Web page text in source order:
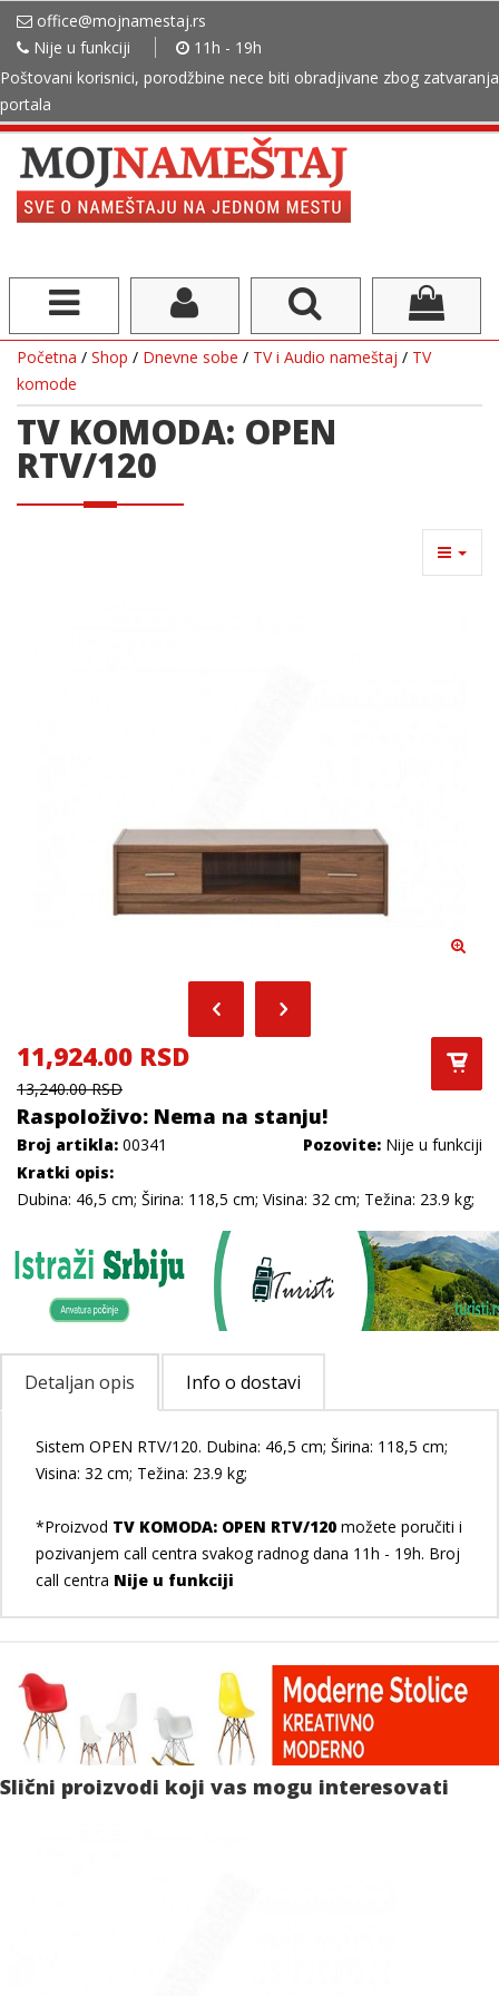
office@mojnamestaj.rs
Nije u funkciji
11h - 19h
Poštovani korisnici, porodžbine nece biti obradjivane zbog zatvaranja
portala
Početna / Shop / Dnevne sobe / TV i Audio nameštaj / TV
komode
TV KOMODA: OPEN
RTV/120
11,924.00 RSD
13,240.00 RSD
Raspoloživo: Nema na stanju!
Broj artikla: 00341 Pozovite: Nije u funkciji
Kratki opis:
Dubina: 46,5 cm; Širina: 118,5 cm; Visina: 32 cm; Težina: 23.9 kg;
Detaljan opis Info o dostavi
Sistem OPEN RTV/120. Dubina: 46,5 cm; Širina: 118,5 cm;
Visina: 32 cm; Težina: 23.9 kg;
*Proizvod TV KOMODA: OPEN RTV/120 možete poručiti i
pozivanjem call centra svakog radnog dana 11h - 19h. Broj
call centra Nije u funkciji
Slični proizvodi koji vas mogu interesovati